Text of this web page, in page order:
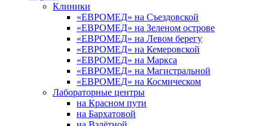
Клиники
«ЕВРОМЕД» на Съездовской
«ЕВРОМЕД» на Зеленом острове
«ЕВРОМЕД» на Левом берегу
«ЕВРОМЕД» на Кемеровской
«ЕВРОМЕД» на Маркса
«ЕВРОМЕД» на Магистральной
«ЕВРОМЕД» на Космическом
Лабораторные центры
на Красном пути
на Бархатовой